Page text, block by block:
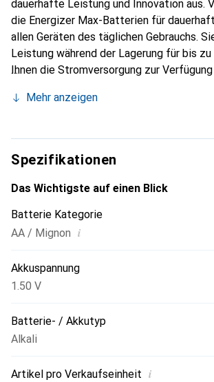
dauerhafte Leistung und Innovation aus.
die Energizer Max-Batterien für
allen Geräten des täglichen Gebrauchs.
Leistung während der Lagerung für bis
Ihnen die Stromversorgung zur
Batterien Auslaufschutz für bis zu 2 Jahre
Verlassen Sie sich auf die langlebige
Geräteschutz Ihrer Spielzeuge,
Funkmäuse und anderen hochwertigen
von Energizer erwarten. Bis zu 2 Jahre
Mehr anzeigen
Spezifikationen
Das Wichtigste auf einen Blick
Batterie Kategorie
AA / Mignon i
Akkuspannung
1.50 V
Batterie- / Akkutyp
Alkali
Artikel pro Verkaufseinheit i